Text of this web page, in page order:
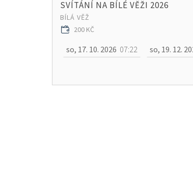
SVÍTÁNÍ NA BÍLÉ VĚŽI 2026
BÍLÁ VĚŽ
200 KČ
so, 17. 10. 2026 07:22 so, 19. 12.